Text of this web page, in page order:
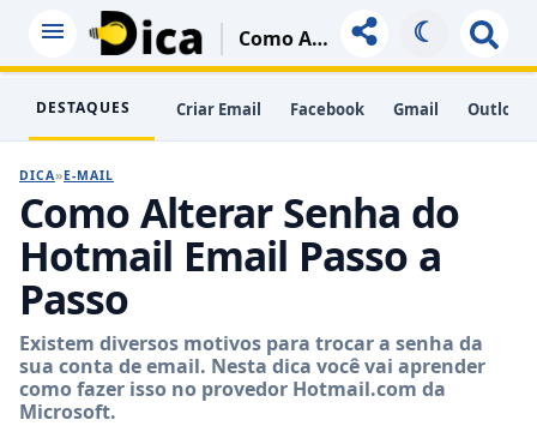
Como Alterar Senha Do Hotmail Email Passo A Passo ☾
DESTAQUES Criar Email Facebook Gmail Outlook
DICA»E-MAIL
Como Alterar Senha do
Hotmail Email Passo a
Passo
Existem diversos motivos para trocar a senha da
sua conta de email. Nesta dica você vai aprender
como fazer isso no provedor Hotmail.com da
Microsoft.